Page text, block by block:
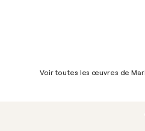
Voir toutes les œuvres de